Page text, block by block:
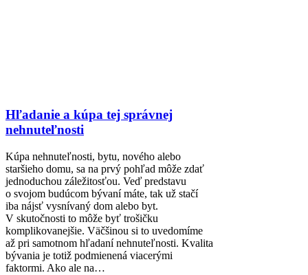
Hľadanie a kúpa tej správnej
nehnuteľnosti
Kúpa nehnuteľnosti, bytu, nového alebo
staršieho domu, sa na prvý pohľad môže zdať
jednoduchou záležitosťou. Veď predstavu
o svojom budúcom bývaní máte, tak už stačí
iba nájsť vysnívaný dom alebo byt.
V skutočnosti to môže byť trošičku
komplikovanejšie. Väčšinou si to uvedomíme
až pri samotnom hľadaní nehnuteľnosti. Kvalita
bývania je totiž podmienená viacerými
faktormi. Ako ale na…